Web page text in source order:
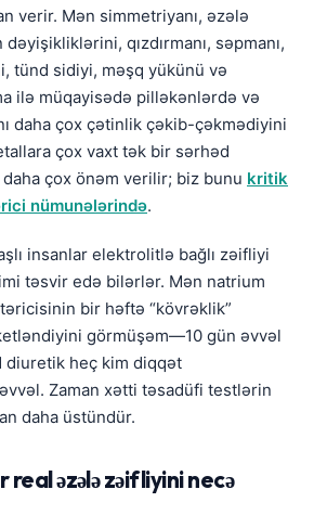
verir. Mən simmetriyanı, əzələ
dəyişikliklərini, qızdırmanı, səpmanı,
tünd sidiyi, məşq yükünü və
ilə müqayisədə pilləkənlərdə və
daha çox çətinlik çəkib-çəkmədiyini
çox vaxt tək bir sərhəd
çox önəm verilir; biz bunu kritik
nümunələrində.
insanlar elektrolitlə bağlı zəifliyi
təsvir edə bilərlər. Mən natrium
bir həftə “kövrəklik”
görmüşəm—10 gün əvvəl
diuretik heç kim diqqət
Zaman xətti təsadüfi testlərin
daha üstündür.
real əzələ zəifliyini necə